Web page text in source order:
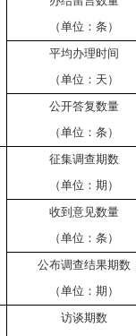
（单位：条）
平均办理时间
（单位：天）
公开答复数量
（单位：条）
征集调查期数
（单位：期）
收到意见数量
（单位：条）
公布调查结果期数
（单位：期）
访谈期数